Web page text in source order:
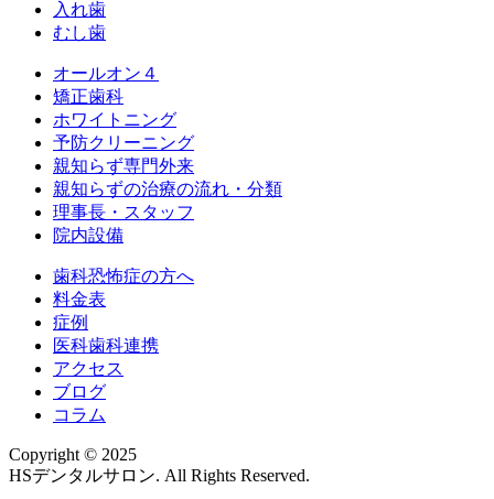
入れ歯
むし歯
オールオン４
矯正歯科
ホワイトニング
予防クリーニング
親知らず専門外来
親知らずの治療の流れ・分類
理事長・スタッフ
院内設備
歯科恐怖症の方へ
料金表
症例
医科歯科連携
アクセス
ブログ
コラム
Copyright © 2025
HSデンタルサロン. All Rights Reserved.